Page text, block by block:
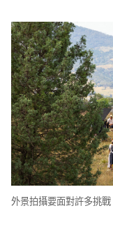
外景拍攝要面對許多挑戰